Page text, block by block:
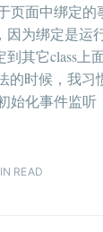
页面中绑定的
因为绑定是运
其它class上
的时候，我习
始化事件监听
READ